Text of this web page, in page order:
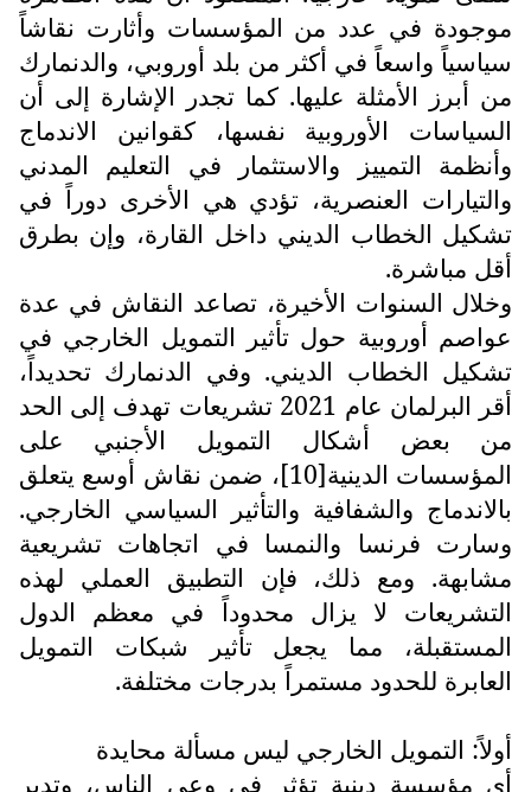
موجودة في عدد من المؤسسات وأثارت نقاشاً
سياسياً واسعاً في أكثر من بلد أوروبي، والدنمارك
من أبرز الأمثلة عليها. كما تجدر الإشارة إلى أن
السياسات الأوروبية نفسها، كقوانين الاندماج
وأنظمة التمييز والاستثمار في التعليم المدني
والتيارات العنصرية، تؤدي هي الأخرى دوراً في
تشكيل الخطاب الديني داخل القارة، وإن بطرق
أقل مباشرة.
وخلال السنوات الأخيرة، تصاعد النقاش في عدة
عواصم أوروبية حول تأثير التمويل الخارجي في
تشكيل الخطاب الديني. وفي الدنمارك تحديداً،
أقر البرلمان عام 2021 تشريعات تهدف إلى الحد
من بعض أشكال التمويل الأجنبي على
المؤسسات الدينية[10]، ضمن نقاش أوسع يتعلق
بالاندماج والشفافية والتأثير السياسي الخارجي.
وسارت فرنسا والنمسا في اتجاهات تشريعية
مشابهة. ومع ذلك، فإن التطبيق العملي لهذه
التشريعات لا يزال محدوداً في معظم الدول
المستقبلة، مما يجعل تأثير شبكات التمويل
العابرة للحدود مستمراً بدرجات مختلفة.
أولاً: التمويل الخارجي ليس مسألة محايدة
أي مؤسسة دينية تؤثر في وعي الناس، وتدير